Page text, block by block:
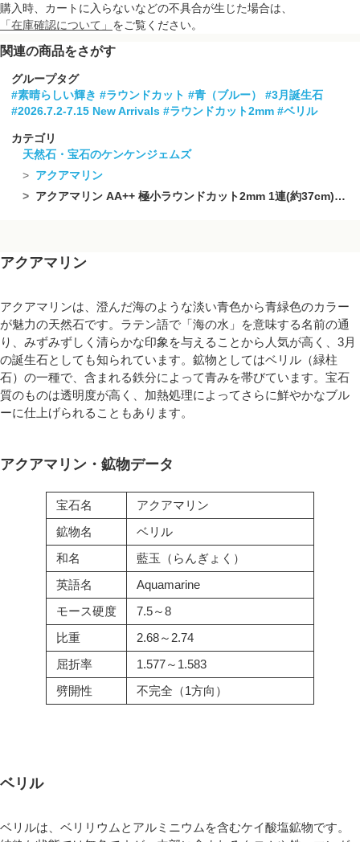
購入時、カートに入らないなどの不具合が生じた場合は、
「在庫確認について」 をご覧ください。
関連の商品をさがす
グループタグ
#素晴らしい輝き #ラウンドカット #青（ブルー）
#3月誕生石
#2026.7.2-7.15 New Arrivals #ラウンドカット2mm #ベリル
カテゴリ
天然石・宝石のケンケンジェムズ
アクアマリン
アクアマリン AA++ 極小ラウンドカット2mm 1連(約37cm)【素晴らしい輝き】
アクアマリン
アクアマリンは、澄んだ海のような淡い青色から青緑色のカラー
が魅力の天然石です。ラテン語で「海の水」を意味する名前の通
り、みずみずしく清らかな印象を与えることから人気が高く、3月
の誕生石としても知られています。鉱物としてはベリル（緑柱
石）の一種で、含まれる鉄分によって青みを帯びています。宝石
質のものは透明度が高く、加熱処理によってさらに鮮やかなブル
ーに仕上げられることもあります。
アクアマリン・鉱物データ
宝石名
アクアマリン
鉱物名
ベリル
和名
藍玉（らんぎょく）
英語名
Aquamarine
モース硬度
7.5～8
比重
2.68～2.74
屈折率
1.577～1.583
劈開性
不完全（1方向）
ベリル
ベリルは、ベリリウムとアルミニウムを含むケイ酸塩鉱物です。